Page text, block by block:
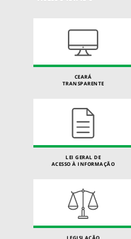
CEARÁ
TRANSPARENTE
LEI GERAL DE
ACESSO À INFORMAÇÃO